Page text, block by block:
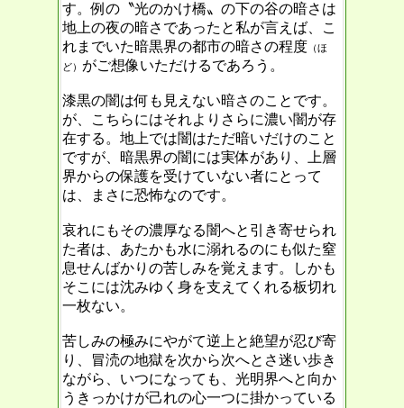
す。例の〝光のかけ橋〟の下の谷の暗さは
地上の夜の暗さであったと私が言えば、こ
れまでいた暗黒界の都市の暗さの程度 （ほ
ど） がご想像いただけるであろう。
漆黒の闇は何も見えない暗さのことです。
が、こちらにはそれよりさらに濃い闇が存
在する。地上では闇はただ暗いだけのこと
ですが、暗黒界の闇には実体があり、上層
界からの保護を受けていない者にとって
は、まさに恐怖なのです。
哀れにもその濃厚なる闇へと引き寄せられ
た者は、あたかも水に溺れるのにも似た窒
息せんばかりの苦しみを覚えます。しかも
そこには沈みゆく身を支えてくれる板切れ
一枚ない。
苦しみの極みにやがて逆上と絶望が忍び寄
り、冒涜の地獄を次から次へとさ迷い歩き
ながら、いつになっても、光明界へと向か
うきっかけが己れの心一つに掛かっている